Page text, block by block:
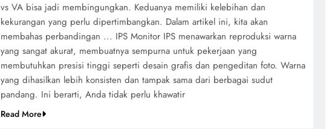
vs VA bisa jadi membingungkan. Keduanya memiliki kelebihan dan
kekurangan yang perlu dipertimbangkan. Dalam artikel ini, kita akan
membahas perbandingan ... IPS Monitor IPS menawarkan reproduksi warna
yang sangat akurat, membuatnya sempurna untuk pekerjaan yang
membutuhkan presisi tinggi seperti desain grafis dan pengeditan foto. Warna
yang dihasilkan lebih konsisten dan tampak sama dari berbagai sudut
pandang. Ini berarti, Anda tidak perlu khawatir
Read More